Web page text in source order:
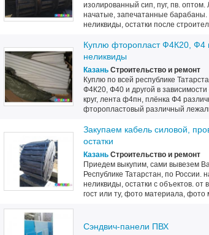
изолированный сип, пуг, пв.
начатые, запечатанные барабаны.
неликвиды, остатки после
Куплю фторопласт Ф4К20, Ф4
неликвиды
Казань Строительство и ремонт
Куплю по всей республике
Ф4К20, Ф40 и другой в
круг, лента ф4пн, плёнка Ф4
фторопластовый различный
Закупаем кабель силовой,
остатки
Казань Строительство и ремонт
Приедем выкупим, сами вывезем
Республике Татарстан, по
неликвиды, остатки с объектов.
гост или ту, фото материала, фото
Сэндвич-панели ПВХ